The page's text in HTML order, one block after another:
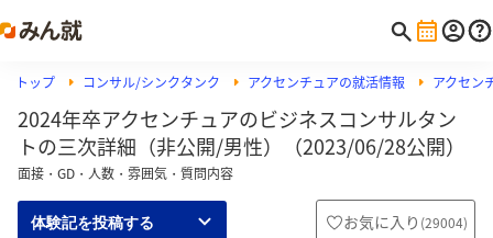
トップ コンサル/シンクタンク アクセンチュアの就活情報 アクセン
2024年卒アクセンチュアのビジネスコンサルタン
トの三次詳細（非公開/男性）（2023/06/28公開）
面接・GD・人数・雰囲気・質問内容
体験記を投稿する お気に入り (29004)